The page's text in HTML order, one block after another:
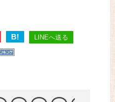
B! LINEへ送る